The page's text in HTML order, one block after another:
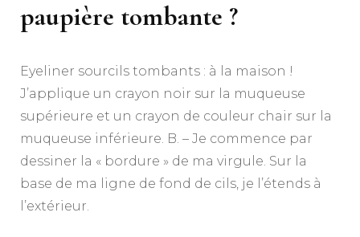
paupière tombante ?
Eyeliner sourcils tombants : à la maison !
J’applique un crayon noir sur la muqueuse
supérieure et un crayon de couleur chair sur la
muqueuse inférieure. B. – Je commence par
dessiner la « bordure » de ma virgule. Sur la
base de ma ligne de fond de cils, je l’étends à
l’extérieur.